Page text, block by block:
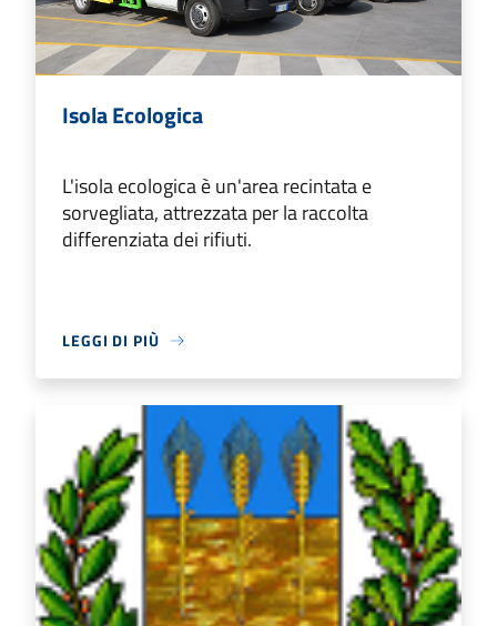
Isola Ecologica
L'isola ecologica è un'area recintata e
sorvegliata, attrezzata per la raccolta
differenziata dei rifiuti.
LEGGI DI PIÙ